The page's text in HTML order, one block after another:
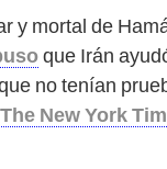
y mortal de
que Irán
no tenían
New York